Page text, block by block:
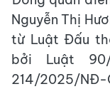
Nguyễn Thị
từ Luật Đấu
bởi Luật 90/
214/2025/NĐ-